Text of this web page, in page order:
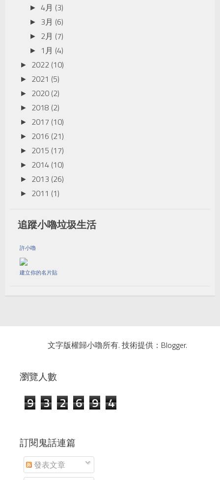
►4月 (3)
► 3月 (6)
► 2月 (7)
► 1月 (4)
► 2022 (10)
► 2021 (5)
► 2020 (2)
► 2018 (2)
► 2017 (10)
► 2016 (21)
► 2015 (17)
► 2014 (10)
► 2013 (26)
► 2011 (1)
追蹤小嚕垃圾生活
許小嚕
建立你的名片貼
文字版權歸小嚕所有. 技術提供： Blogger.
瀏覽人數
9 3 2 6 9 4
訂閱鬼話連篇
發表文章